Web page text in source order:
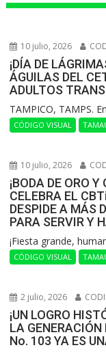
10 julio, 2026
¡DÍA DE
ÁGUILAS DEL
ADULTOS
​TAMPICO, TAMPS.
CÓDIGO VISUAL
10 julio, 2026
¡BODA DE ORO
CELEBRA EL
DESPIDE A MÁS
PARA SERVIR Y
​¡Fiesta grande,
CÓDIGO VISUAL
2 julio, 2026
¡UN LOGRO
LA
No. 103 YA ES